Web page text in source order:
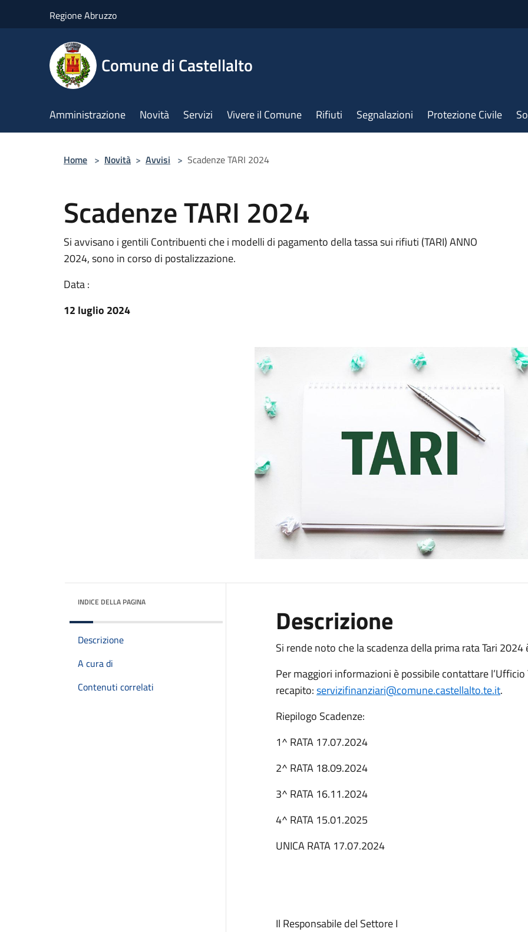
Regione Abruzzo
Comune di Castellalto
Amministrazione Novità Servizi Vivere il Comune Rifiuti Segnalazioni Protezione Civile
Home > Novità > Avvisi > Scadenze TARI 2024
Scadenze TARI 2024
Si avvisano i gentili Contribuenti che i modelli di pagamento della tassa sui rifiuti (TARI) ANNO
2024, sono in corso di postalizzazione.
Data :
12 luglio 2024
INDICE DELLA PAGINA
Descrizione
A cura di
Contenuti correlati
Descrizione
Si rende noto che la scadenza della prima rata Tari
Per maggiori informazioni è possibile contattare
recapito:servizifinanziari@comune.castellalto.te.it.
Riepilogo Scadenze:
1^ RATA 17.07.2024
2^ RATA 18.09.2024
3^ RATA 16.11.2024
4^ RATA 15.01.2025
UNICA RATA 17.07.2024
Il Responsabile del Settore I